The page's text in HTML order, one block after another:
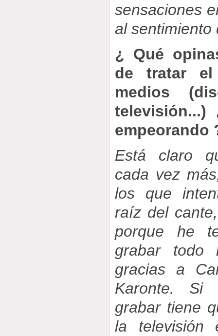
sensaciones
al sentimiento
¿ Qué
de tratar
medios
televisión...)
empeorando
Está claro
cada vez
los que
raíz del
porque he
grabar todo
gracias a
Karonte. Si
grabar tiene
la televisión